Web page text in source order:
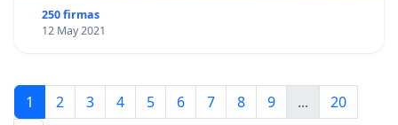
250 firmas
12 May 2021
1 2 3 4 5 6 7 8 9 ...
20